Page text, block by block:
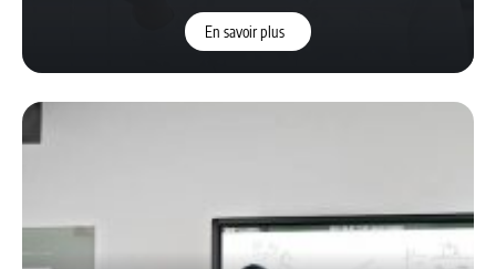
En savoir plus